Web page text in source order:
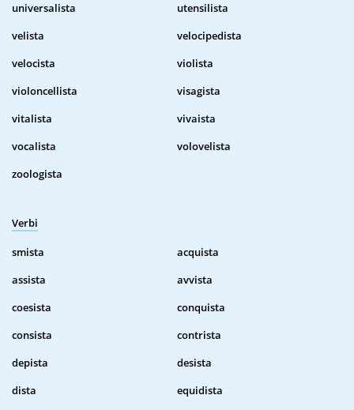
universalista
utensilista
velista
velocipedista
velocista
violista
violoncellista
visagista
vitalista
vivaista
vocalista
volovelista
zoologista
Verbi
smista
acquista
assista
avvista
coesista
conquista
consista
contrista
depista
desista
dista
equidista